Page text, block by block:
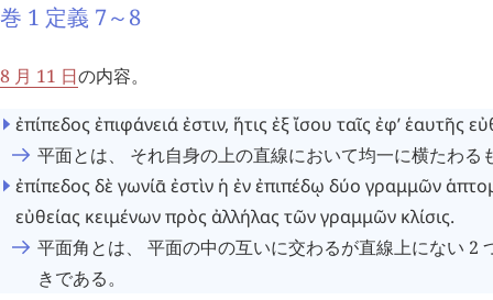
巻 1 定義 7～8
8 月 11 日の内容。
ἐπίπεδος ἐπιφάνειάἐστιν, ἥτις ἐξἴσου ταῖς ἐφ’ἑαυτῆς
平面とは、 それ自身の上の直線において均一に横たわる
ἐπίπεδος δὲ γωνίᾱἐστὶν ἡ ἐνἐπιπέδῳ δύο γραμμῶν
εὐθείας κειμένωνπρὸς ἀλλήλας τῶνγραμμῶν κλίσις.
平面角とは、 平面の中の互いに交わるが直線上にない 2
きである。